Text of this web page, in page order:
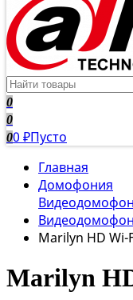
0
0
00 ₽Пусто
Главная
Домофония
Marilyn HD Wi-
Marilyn